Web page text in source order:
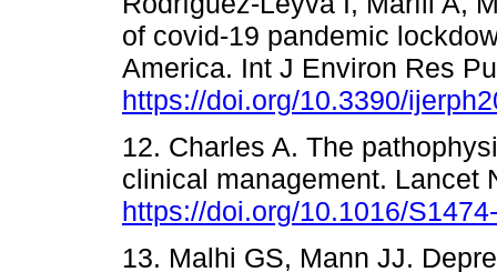
of covid-19 pandemic
America. Int J Environ Res
https://doi.org/10.3390/
12. Charles A. The
clinical management. Lancet
https://doi.org/10.1016/
13. Malhi GS, Mann JJ.